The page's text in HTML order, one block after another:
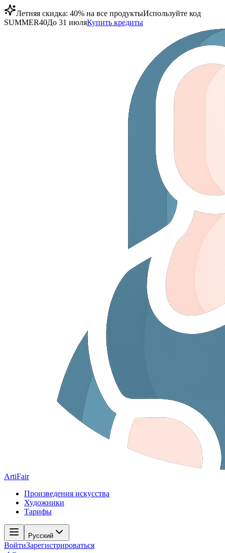
Летняя скидка: 40% на все продуктыИспользуйте код
SUMMER40До 31 июляКупить кредиты
ArtiFair
Произведения искусства
Художники
Тарифы
Русский
ВойтиЗарегистрироваться